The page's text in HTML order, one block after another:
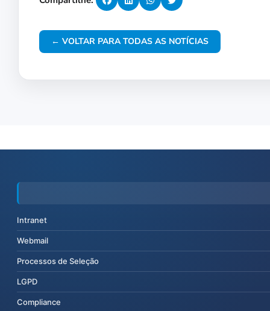
← VOLTAR PARA TODAS AS NOTÍCIAS
Intranet
Webmail
Processos de Seleção
LGPD
Compliance